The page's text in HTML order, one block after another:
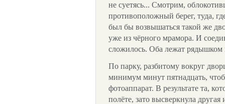
не суетясь... Смотрим,
противоположный берег, туда,
был бы возвышаться такой же
уже из чёрного мрамора. И
сложилось. Оба лежат
По парку, разбитому вокруг
минимум минут пятнадцать,
фотоаппарат. В результате та,
полёте, зато высверкнула